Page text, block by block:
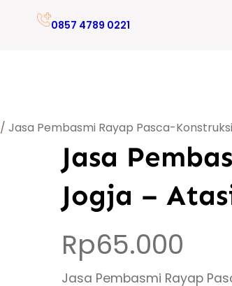
0857 4789 0221
/ Jasa Pembasmi Rayap Pasca-
Jasa
Jogja –
Rp65.000
Jasa Pembasmi Rayap